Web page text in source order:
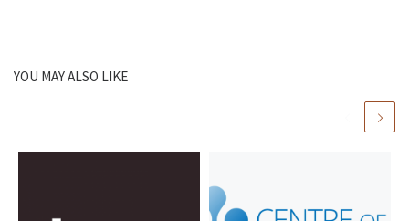
YOU MAY ALSO LIKE